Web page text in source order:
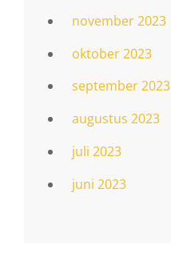
november 2023
oktober 2023
september 2023
augustus 2023
juli 2023
juni 2023